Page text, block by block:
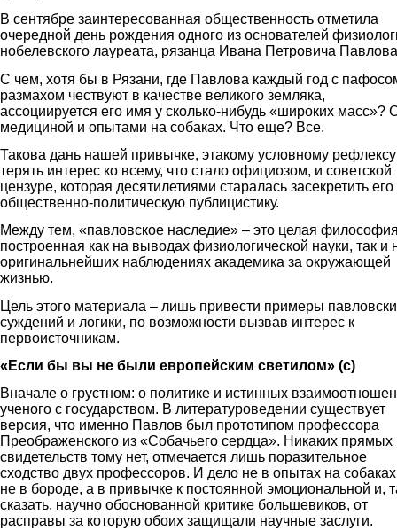
В сентябре заинтересованная общественность отметила
очередной день рождения одного из основателей
нобелевского лауреата, рязанца Ивана Петровича
С чем, хотя бы в Рязани, где Павлова каждый год с
размахом чествуют в качестве великого земляка,
ассоциируется его имя у сколько-нибудь «широких масс»?
медициной и опытами на собаках. Что еще? Все.
Такова дань нашей привычке, этакому условному рефлексу
терять интерес ко всему, что стало официозом, и советской
цензуре, которая десятилетиями старалась засекретить его
общественно-политическую публицистику.
Между тем, «павловское наследие» – это целая
построенная как на выводах физиологической науки, так и
оригинальнейших наблюдениях академика за окружающей
жизнью.
Цель этого материала – лишь привести примеры
суждений и логики, по возможности вызвав интерес к
первоисточникам.
«Если бы вы не были европейским светилом» (с)
Вначале о грустном: о политике и истинных
ученого с государством. В литературоведении существует
версия, что именно Павлов был прототипом профессора
Преображенского из «Собачьего сердца». Никаких прямых
свидетельств тому нет, отмечается лишь поразительное
сходство двух профессоров. И дело не в опытах на
не в бороде, а в привычке к постоянной эмоциональной и,
сказать, научно обоснованной критике большевиков, от
расправы за которую обоих защищали научные заслуги.